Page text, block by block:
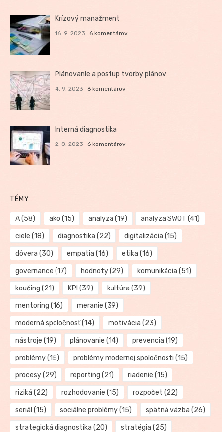
Krízový manažment
16. 9. 2023 6 komentárov
Plánovanie a postup tvorby plánov
4. 9. 2023 6 komentárov
Interná diagnostika
2. 8. 2023 6 komentárov
TÉMY
A(58) ako (15) analýza (19) analýza SWOT (41)
ciele (18) diagnostika (22) digitalizácia (15)
dôvera (30) empatia (16) etika (16)
governance (17) hodnoty(29) komunikácia (51)
koučing (21) KPI (39) kultúra (39)
mentoring (16) meranie (39)
moderná spoločnosť(14) motivácia (23)
nástroje (19) plánovanie (14) prevencia (19)
problémy(15) problémy modernej spoločnosti (15)
procesy(29) reporting (21) riadenie (15)
riziká (22) rozhodovanie (15) rozpočet (22)
seriál (15) sociálne problémy(15) spätná väzba (26)
strategická diagnostika (20) stratégia (25)